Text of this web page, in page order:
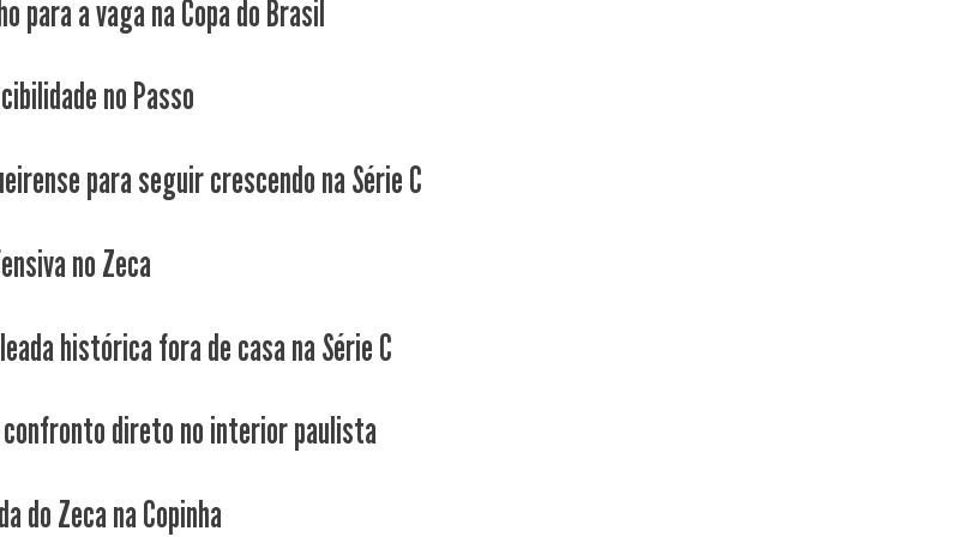
para a vaga na Copa do Brasil
no Passo
para seguir crescendo na Série C
no Zeca
histórica fora de casa na Série C
confronto direto no interior paulista
do Zeca na Copinha